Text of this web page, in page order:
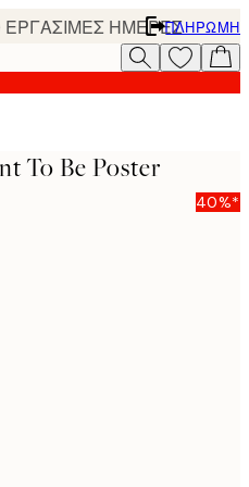
ΗΜΕΡΕΣΠΛΗΡΩΜΉ
To Be Poster
40%*